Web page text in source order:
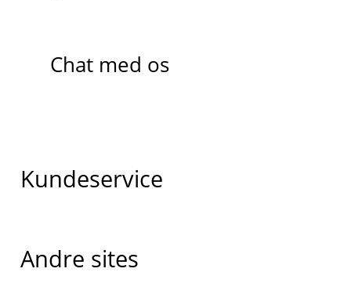
Chat med os
Kundeservice
Andre sites